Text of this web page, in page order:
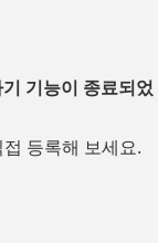
기능이 종료되었
등록해 보세요.